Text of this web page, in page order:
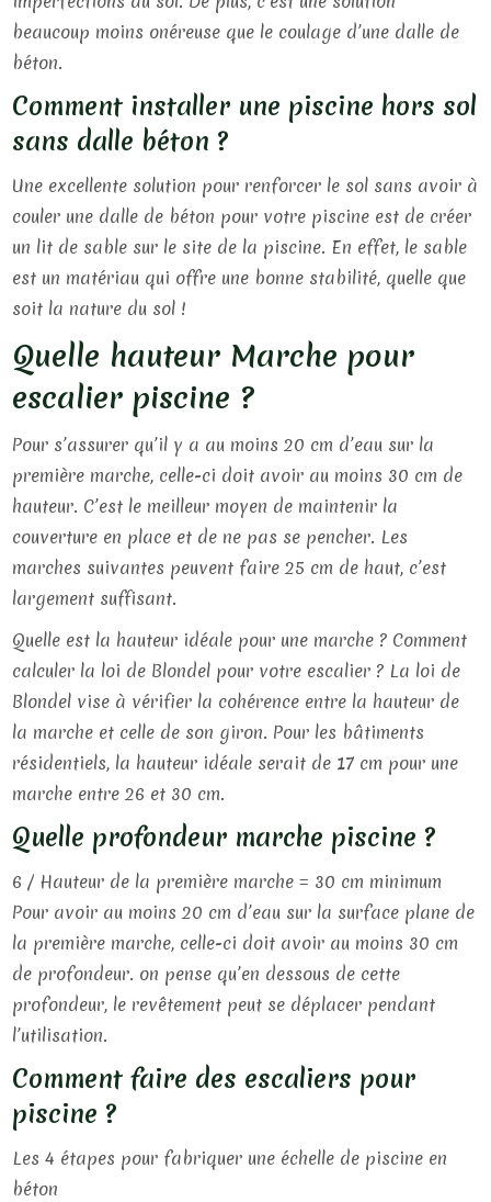
beaucoup moins onéreuse que le coulage d’une dalle de
béton.
Comment installer une piscine hors sol
sans dalle béton ?
Une excellente solution pour renforcer le sol sans avoir à
couler une dalle de béton pour votre piscine est de créer
un lit de sable sur le site de la piscine. En effet, le sable
est un matériau qui offre une bonne stabilité, quelle que
soit la nature du sol !
Quelle hauteur Marche pour
escalier piscine ?
Pour s’assurer qu’il y a au moins 20 cm d’eau sur la
première marche, celle-ci doit avoir au moins 30 cm de
hauteur. C’est le meilleur moyen de maintenir la
couverture en place et de ne pas se pencher. Les
marches suivantes peuvent faire 25 cm de haut, c’est
largement suffisant.
Quelle est la hauteur idéale pour une marche ? Comment
calculer la loi de Blondel pour votre escalier ? La loi de
Blondel vise à vérifier la cohérence entre la hauteur de
la marche et celle de son giron. Pour les bâtiments
résidentiels, la hauteur idéale serait de 17 cm pour une
marche entre 26 et 30 cm.
Quelle profondeur marche piscine ?
6 / Hauteur de la première marche = 30 cm minimum
Pour avoir au moins 20 cm d’eau sur la surface plane de
la première marche, celle-ci doit avoir au moins 30 cm
de profondeur. on pense qu’en dessous de cette
profondeur, le revêtement peut se déplacer pendant
l’utilisation.
Comment faire des escaliers pour
piscine ?
Les 4 étapes pour fabriquer une échelle de piscine en
béton